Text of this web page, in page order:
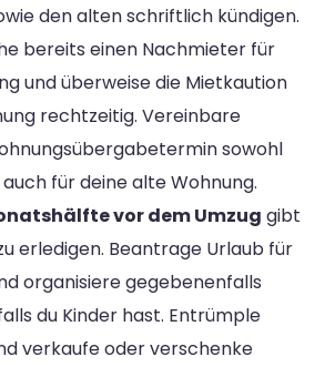
den alten schriftlich kündigen.
bereits einen Nachmieter für
und überweise die Mietkaution
rechtzeitig. Vereinbare
sowohl
für deine alte Wohnung.
vor dem Umzug gibt
erledigen. Beantrage Urlaub für
organisiere gegebenenfalls
du Kinder hast. Entrümple
verkaufe oder verschenke